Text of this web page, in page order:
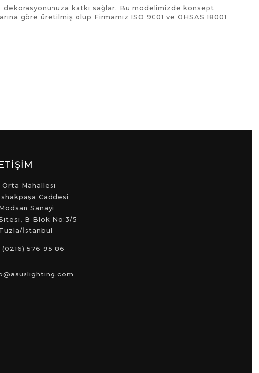
dekorasyonunuza katkı sağlar. Bu modelimizde konsept
göre üretilmiş olup Firmamız ISO 9001 ve OHSAS 18001
Orta Mahallesi
İshakpaşa Caddesi
Modsan Sanayi
B Blok No:3/5
Tuzla/İstanbul
(0216) 576 95 86